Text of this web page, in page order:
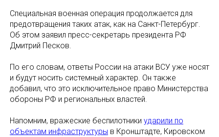
Специальная военная операция продолжается для
предотвращения таких атак, как на Санкт-Петербург.
Об этом заявил пресс-секретарь президента РФ
Дмитрий Песков.
По его словам, ответы России на атаки ВСУ уже носят
и будут носить системный характер. Он также
добавил, что это исключительное право Министерства
обороны РФ и региональных властей.
Напомним, вражеские беспилотники ударили по
объектам инфраструктуры в Кронштадте, Кировском